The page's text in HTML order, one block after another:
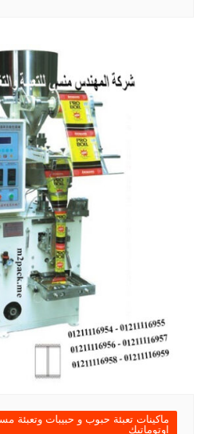
ماكينات تعبئة حبوب و حبيبات وتعبئة
اوتوماتيك